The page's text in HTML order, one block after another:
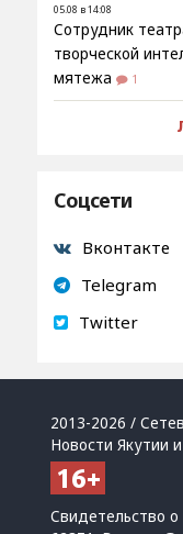
05.08 в 14:08
Сотрудник
творческой
мятежа
1
Соцсети
Вконтакте
Telegram
Twitter
2013-2026 /
Новости Якутии
Свидетельство